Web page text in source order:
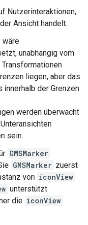
Nutzerinteraktionen,
Ansicht handelt.
wäre
unabhängig vom
liegen, aber das
innerhalb der Grenzen
werden überwacht
sein.
GMSMarker
GMSMarker zuerst
von iconView
unterstützt
die iconView